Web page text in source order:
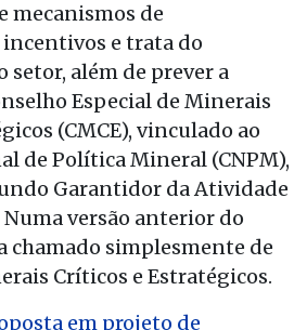
mecanismos de
e trata do
além de prever a
Especial de Minerais
(CMCE), vinculado ao
de Política Mineral (CNPM),
Garantidor da Atividade
versão anterior do
chamado simplesmente de
Críticos e Estratégicos.
em projeto de